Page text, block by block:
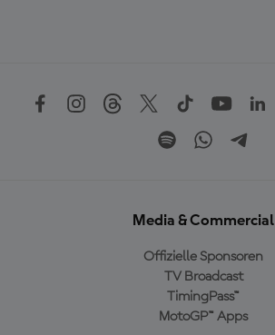
Media & Commercial
Offizielle Sponsoren
TV Broadcast
TimingPass™
MotoGP™ Apps